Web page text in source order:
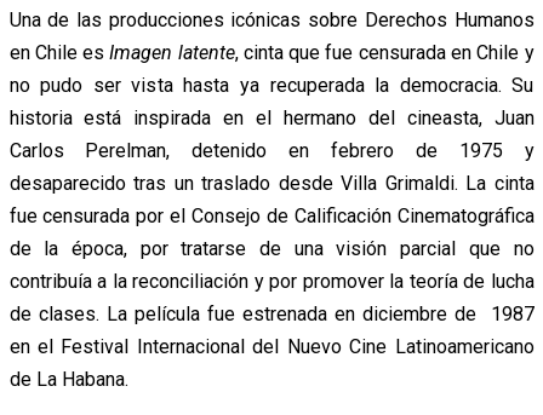
Una de las producciones icónicas sobre Derechos Humanos
en Chile esImagen latente, cinta que fue censurada en Chile y
no pudo ser vista hasta ya recuperada la democracia. Su
historia está inspirada en el hermano del cineasta, Juan
Carlos Perelman, detenido en febrero de 1975 y
desaparecido tras un traslado desde Villa Grimaldi. La cinta
fue censurada por el Consejo de Calificación Cinematográfica
de la época, por tratarse de una visión parcial que no
contribuía a la reconciliación y por promover la teoría de lucha
de clases. La película fue estrenada en diciembre de 1987
en el Festival Internacional del Nuevo Cine Latinoamericano
de La Habana.